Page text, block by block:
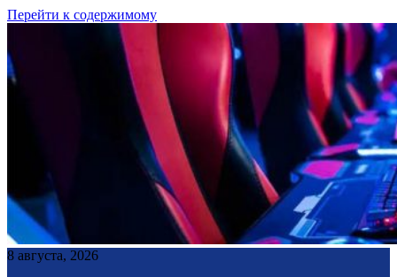
Перейти к содержимому
8 августа, 2026